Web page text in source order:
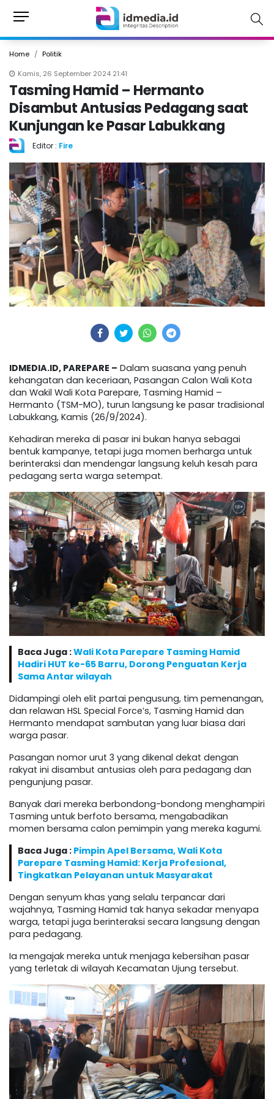
Home
Politik
Kamis, 26 September 2024 21:41
Tasming Hamid – Hermanto
Disambut Antusias Pedagang saat
Kunjungan ke Pasar Labukkang
Editor : Fire
IDMEDIA.ID, PAREPARE – Dalam suasana yang penuh
kehangatan dan keceriaan, Pasangan Calon Wali Kota
dan Wakil Wali Kota Parepare, Tasming Hamid –
Hermanto (TSM-MO), turun langsung ke pasar tradisional
Labukkang, Kamis (26/9/2024).
Kehadiran mereka di pasar ini bukan hanya sebagai
bentuk kampanye, tetapi juga momen berharga untuk
berinteraksi dan mendengar langsung keluh kesah para
pedagang serta warga setempat.
Baca Juga :Wali Kota Parepare Tasming Hamid
Hadiri HUT ke-65 Barru, Dorong Penguatan Kerja
Sama Antar wilayah
Didampingi oleh elit partai pengusung, tim pemenangan,
dan relawan HSL Special Force’s, Tasming Hamid dan
Hermanto mendapat sambutan yang luar biasa dari
warga pasar.
Pasangan nomor urut 3 yang dikenal dekat dengan
rakyat ini disambut antusias oleh para pedagang dan
pengunjung pasar.
Banyak dari mereka berbondong-bondong menghampiri
Tasming untuk berfoto bersama, mengabadikan
momen bersama calon pemimpin yang mereka kagumi.
Baca Juga : Pimpin Apel Bersama, Wali Kota
Parepare Tasming Hamid: Kerja Profesional,
Tingkatkan Pelayanan untuk Masyarakat
Dengan senyum khas yang selalu terpancar dari
wajahnya, Tasming Hamid tak hanya sekadar menyapa
warga, tetapi juga berinteraksi secara langsung dengan
para pedagang.
Ia mengajak mereka untuk menjaga kebersihan pasar
yang terletak di wilayah Kecamatan Ujung tersebut.